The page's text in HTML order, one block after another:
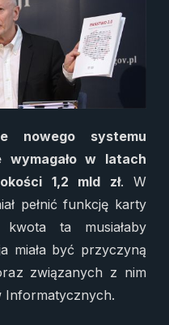
nowego systemu
wymagało w latach
1,2 mld zł. W
pełnić funkcję karty
kwota ta musiałaby
miała być przyczyną
związanych z nim
Informatycznych.